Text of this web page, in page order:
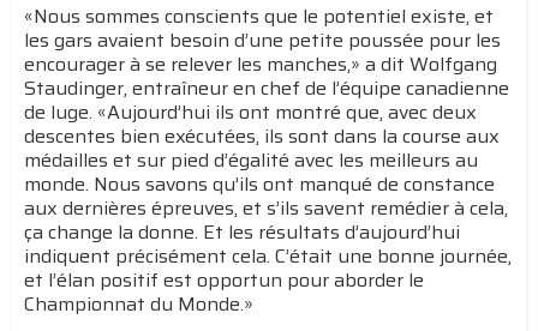
«Nous sommes conscients que le potentiel existe, et
les gars avaient besoin d’une petite poussée pour les
encourager à se relever les manches,» a dit Wolfgang
Staudinger, entraîneur en chef de l’équipe canadienne
de luge. «Aujourd’hui ils ont montré que, avec deux
descentes bien exécutées, ils sont dans la course aux
médailles et sur pied d’égalité avec les meilleurs au
monde. Nous savons qu’ils ont manqué de constance
aux dernières épreuves, et s’ils savent remédier à cela,
ça change la donne. Et les résultats d’aujourd’hui
indiquent précisément cela. C’était une bonne journée,
et l’élan positif est opportun pour aborder le
Championnat du Monde.»